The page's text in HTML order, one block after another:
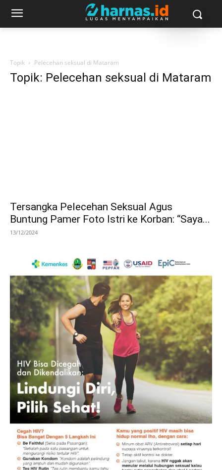
Topik Pelecehan seksual di Mataram
Topik: Pelecehan seksual di Mataram
Tersangka Pelecehan Seksual Agus
Buntung Pamer Foto Istri ke Korban: “Saya...
13/12/2024